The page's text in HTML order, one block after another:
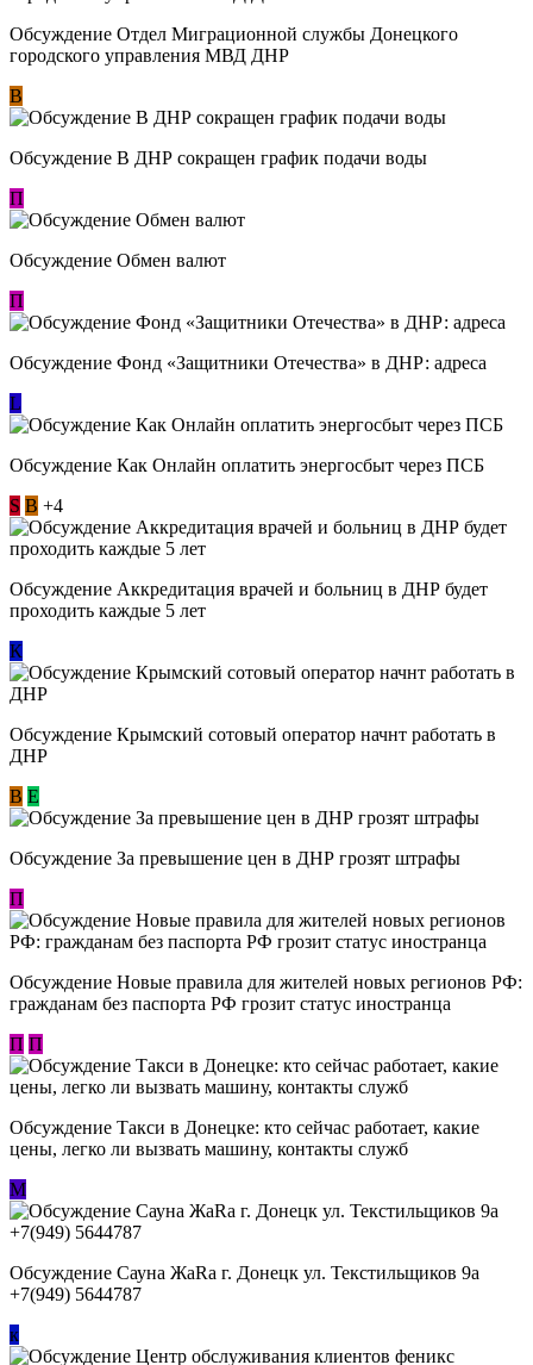
Обсуждение Отдел Миграционной службы Донецкого
городского управления МВД ДНР
В
Обсуждение В ДНР сокращен график подачи воды
П
Обсуждение Обмен валют
П
Обсуждение Фонд «Защитники Отечества» в ДНР: адреса
L
Обсуждение ​Как Онлайн оплатить энергосбыт через ПСБ
S В +4
Обсуждение Аккредитация врачей и больниц в ДНР будет
проходить каждые 5 лет
К
Обсуждение Крымский сотовый оператор начнт работать в
ДНР
В E
Обсуждение За превышение цен в ДНР грозят штрафы
П
Обсуждение Новые правила для жителей новых регионов РФ:
гражданам без паспорта РФ грозит статус иностранца
П П
Обсуждение ​Такси в Донецке: кто сейчас работает, какие
цены, легко ли вызвать машину, контакты служб
М
Обсуждение Сауна ЖаRa г. Донецк ул. Текстильщиков 9а
+7(949) 5644787
к